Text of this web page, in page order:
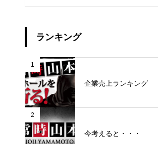
ランキング
1
企業売上ランキング
2
今考えると・・・